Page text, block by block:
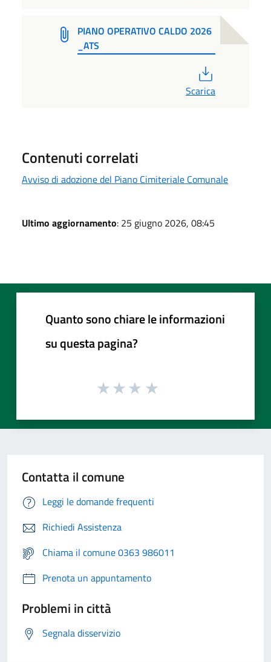
PIANO OPERATIVO CALDO 2026
_ATS
Scarica
Contenuti correlati
Avviso di adozione del Piano Cimiteriale Comunale
Ultimo aggiornamento: 25 giugno 2026, 08:45
Quanto sono chiare le informazioni
su questa pagina?
Contatta il comune
Leggi le domande frequenti
Richiedi Assistenza
Chiama il comune 0363 986011
Prenota un appuntamento
Problemi in città
Segnala disservizio